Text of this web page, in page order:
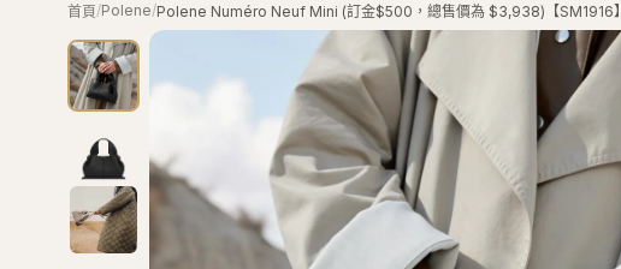
首頁/Polene/Polene Numéro Neuf Mini (訂金$500，總售價為 $3,938)【SM1916】